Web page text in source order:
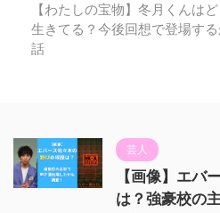
【わたしの宝物】冬月くんは
生きてる？今後回想で登場す
話
芸人
【画像】エバ
は？強豪校の